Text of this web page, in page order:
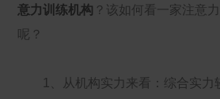
意力训练机构 ？该如何看一家注意
呢？
1、从机构实力来看：综合实力